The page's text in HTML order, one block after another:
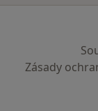
Zásady